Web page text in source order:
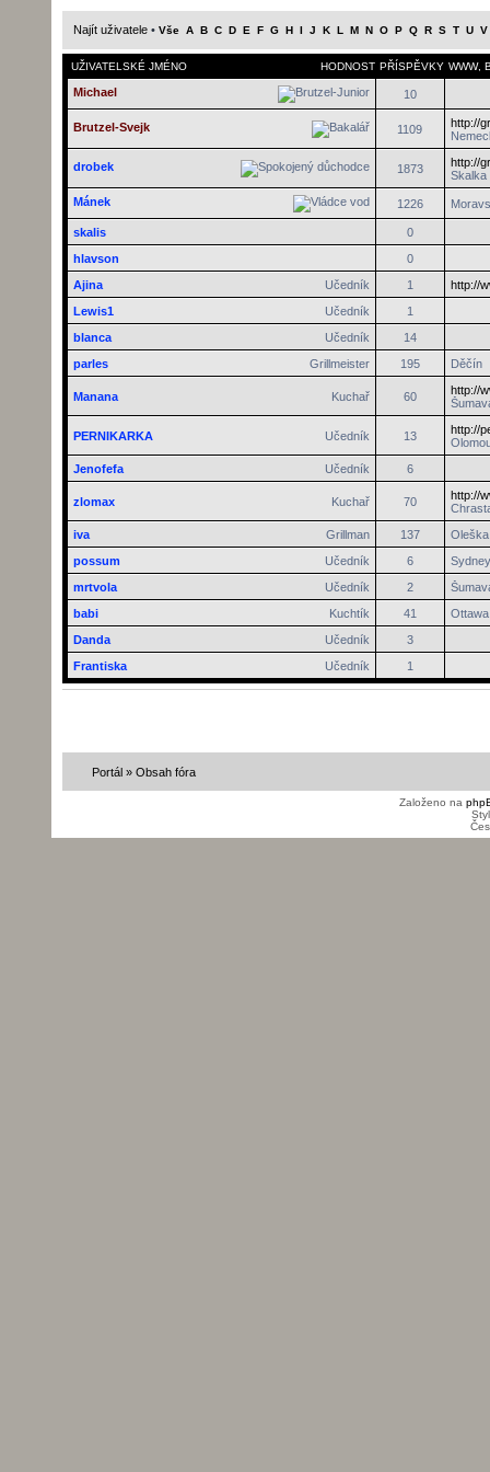
Najít uživatele• Vše A B C D E F G H I J K L M N O P Q R S T U V
HODNOST
UŽIVATELSKÉ JMÉNO PŘÍSPĚVKY WWW,
Michael 10
Brutzel-Svejk 1109
http://
drobek 1873
http://
Skalka
Mánek
1226
skalis
0
hlavson
0
Učedník
Ajina 1
http://
Učedník
Lewis1
1
Učedník
blanca
14
Grillmeister
parles 195 Děčín
Kuchař
Manana 60
http://
Učedník
PERNIKARKA 13
http://
Učedník
Jenofefa 6
Kuchař
zlomax 70
http://
Grillman
iva 137
Učedník
possum 6
Sydney
Učedník
mrtvola 2
Kuchtík
babi 41
Ottawa
Učedník
Danda
3
Učedník
Frantiska 1
Portál» Obsah fóra
Založeno na